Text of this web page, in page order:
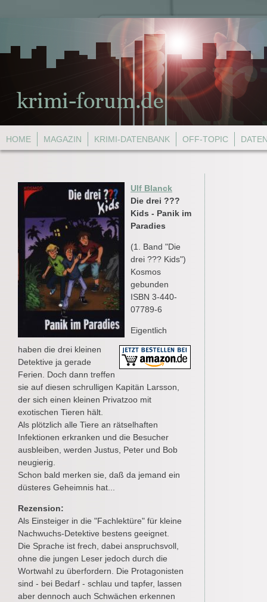
HOME MAGAZIN KRIMI-DATENBANK OFF-TOPIC
Ulf Blanck
Die drei ???
Kids - Panik im
Paradies
(1. Band "Die
drei ??? Kids")
Kosmos
gebunden
ISBN 3-440-
07789-6
Eigentlich
haben die drei kleinen
Detektive ja gerade
Ferien. Doch dann treffen
sie auf diesen schrulligen Kapitän Larsson,
der sich einen kleinen Privatzoo mit
exotischen Tieren hält.
Als plötzlich alle Tiere an rätselhaften
Infektionen erkranken und die Besucher
ausbleiben, werden Justus, Peter und Bob
neugierig.
Schon bald merken sie, daß da jemand ein
düsteres Geheimnis hat...
Rezension:
Als Einsteiger in die "Fachlektüre" für kleine
Nachwuchs-Detektive bestens geeignet.
Die Sprache ist frech, dabei anspruchsvoll,
ohne die jungen Leser jedoch durch die
Wortwahl zu überfordern. Die Protagonisten
sind - bei Bedarf - schlau und tapfer, lassen
aber dennoch auch Schwächen erkennen